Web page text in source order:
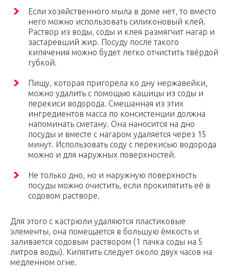
Если хозяйственного мыла в доме нет, то вместо
него можно использовать силиконовый клей.
Раствор из воды, соды и клея размягчит нагар и
застаревший жир. Посуду после такого
кипячения можно будет легко отчистить твёрдой
губкой.
Пищу, которая пригорела ко дну нержавейки,
можно удалить с помощью кашицы из соды и
перекиси водорода. Смешанная из этих
ингредиентов масса по консистенции должна
напоминать сметану. Она наносится на дно
посуды и вместе с нагаром удаляется через 15
минут. Использовать соду с перекисью водорода
можно и для наружных поверхностей.
Не только дно, но и наружную поверхность
посуды можно очистить, если прокипятить её в
содовом растворе.
Для этого с кастрюли удаляются пластиковые
элементы, она помещается в большую ёмкость и
заливается содовым раствором (1 пачка соды на 5
литров воды). Кипятить следует около двух часов на
медленном огне.